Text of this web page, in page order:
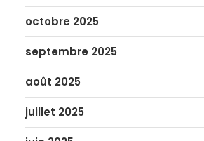
octobre 2025
septembre 2025
août 2025
juillet 2025